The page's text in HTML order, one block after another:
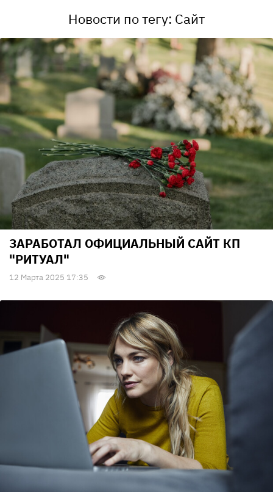
Новости по тегу: Сайт
ЗАРАБОТАЛ ОФИЦИАЛЬНЫЙ САЙТ КП
"РИТУАЛ"
12 Марта 2025 17:35